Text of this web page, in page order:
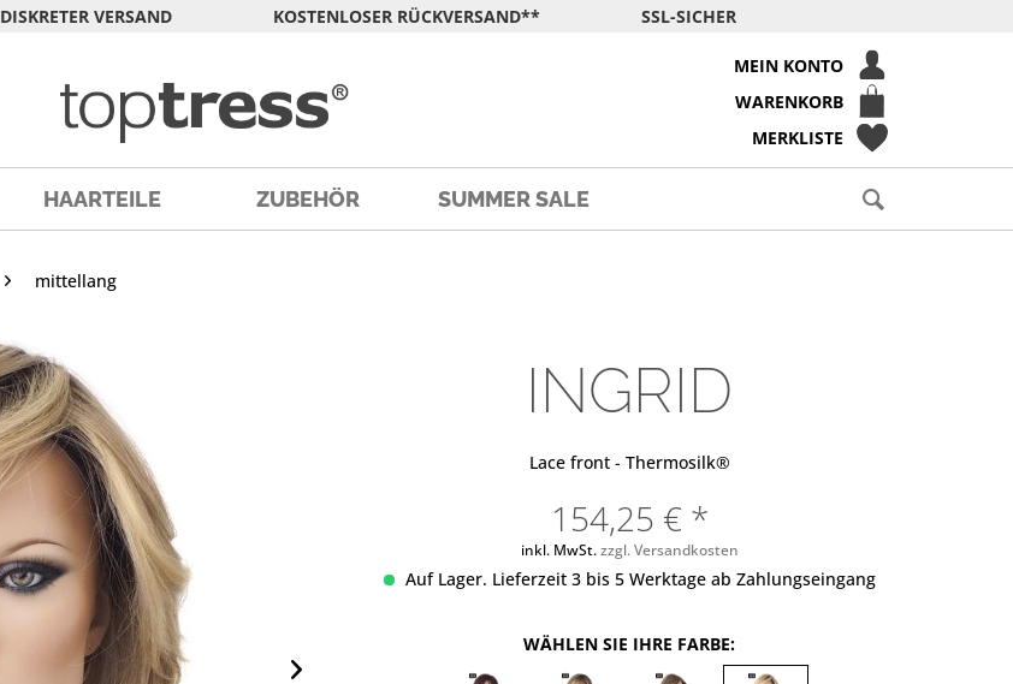
DISKRETER VERSAND KOSTENLOSER RÜCKVERSAND** SSL-SICHER
MEIN KONTO
WARENKORB
MERKLISTE
HAARTEILE ZUBEHÖR SUMMER SALE
mittellang
INGRID
Lace front - Thermosilk®
154,25 € *
inkl. MwSt.zzgl. Versandkosten
Auf Lager. Lieferzeit 3 bis 5 Werktage ab Zahlungseingang
WÄHLEN SIE IHRE FARBE: